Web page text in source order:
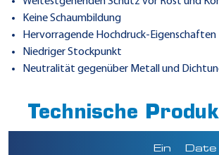
Keine Schaumbildung
Hervorragende Hochdruck-Eigenschaften
Niedriger Stockpunkt
Neutralität gegenüber Metall und
Technische
Ein
Date